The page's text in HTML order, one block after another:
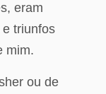
eram
triunfos
mim.
ou de